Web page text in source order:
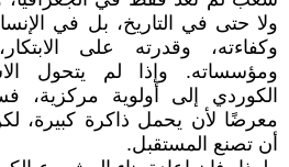
ولا حتى في التاريخ، بل في
وكفاءته، وقدرته على
ومؤسساته. وإذا لم يتحول
الكوردي إلى أولوية مركزية،
معرضًا لأن يحمل ذاكرة كبيرة،
أن تصنع المستقبل.